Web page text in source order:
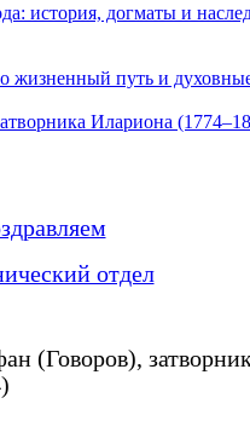
история, догматы и
жизненный путь и
Илариона
отдел
(Говоров),